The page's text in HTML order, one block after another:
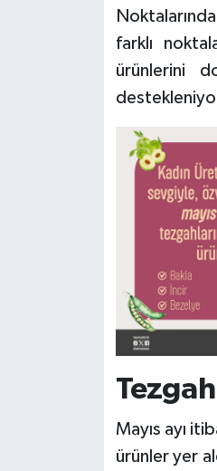
farklı
ürünlerini
Mayıs ayı
ürünler yer